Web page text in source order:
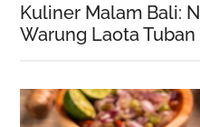
Kuliner Malam Bali:
Warung Laota Tuban